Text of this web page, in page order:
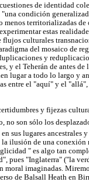
de identidad
condición
territorializadas de
estas
culturales
del mosaico de
y
y el Teherán de antes
lugar a todo lo largo y
entre el "aquí" y el
y fijezas
no son sólo los
sus lugares ancestrales
ilusión de una
" es algo tan
pues "Inglaterra" ("la
moral imaginadas.
de Balsall Heath en